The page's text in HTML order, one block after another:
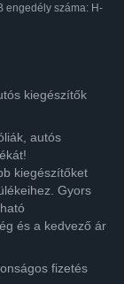
engedély száma: H-
kiegészítők
autós
kiegészítőket
Gyors
és a kedvező ár
fizetés